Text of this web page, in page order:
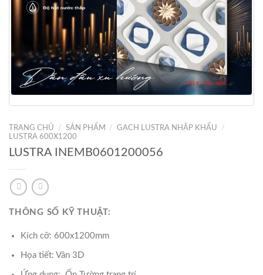
TRANG CHỦ / SẢN PHẨM / GẠCH LUSTRA NHẬP KHẨU
/
LUSTRA 600X1200
LUSTRA INEMB0601200056
THÔNG SỐ KỸ THUẬT:
Kích cỡ: 600x1200mm
Họa tiết: Vân 3D